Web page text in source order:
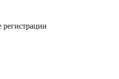
регистрации